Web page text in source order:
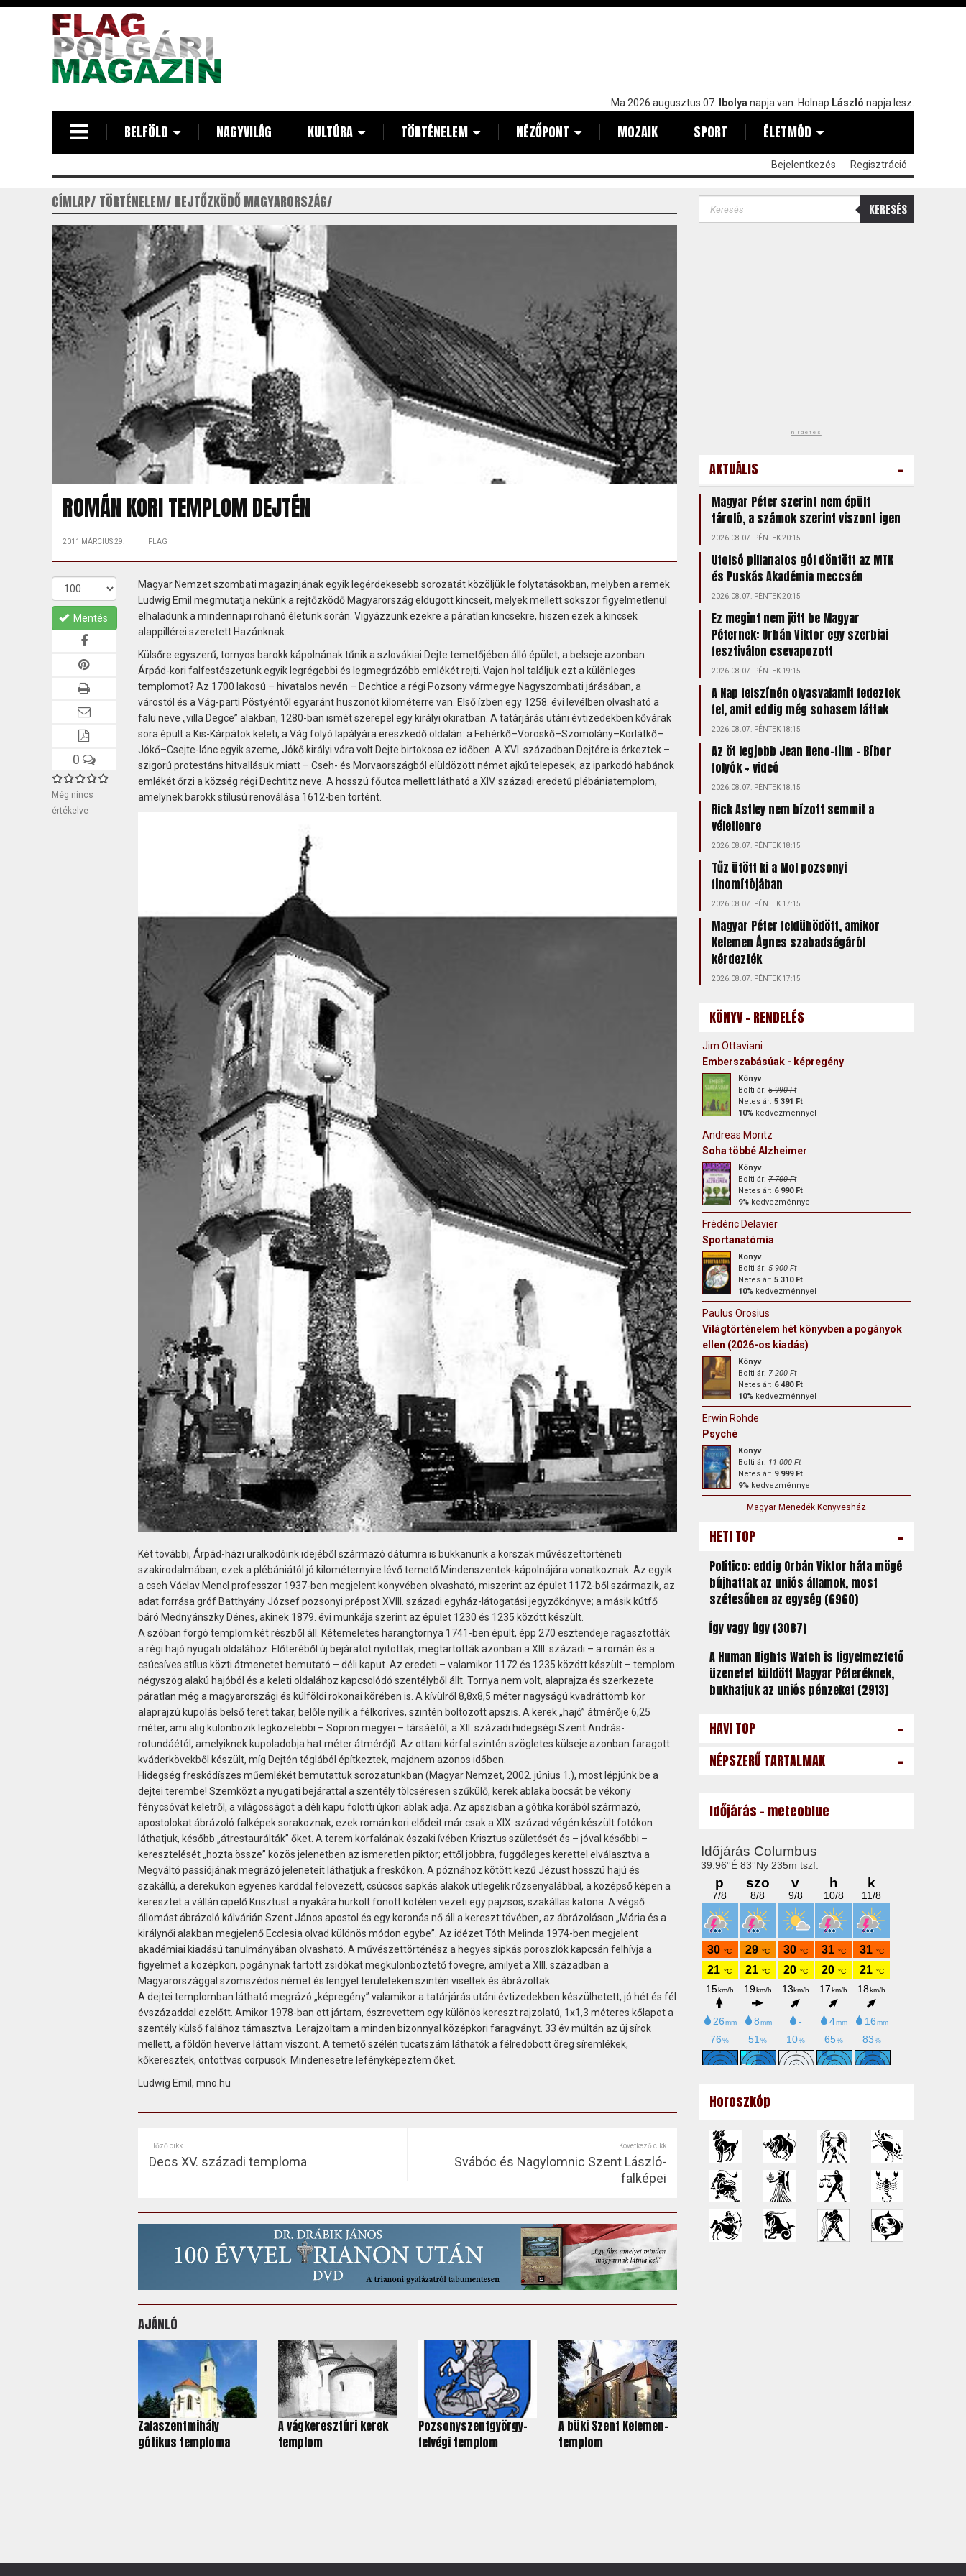
Ma 2026 augusztus 07. Ibolya napja van. Holnap László napja lesz.
BELFÖLD NAGYVILÁG KULTÚRA TÖRTÉNELEM NÉZŐPONT MOZAIK SPORT ÉLETMÓD
Bejelentkezés Regisztráció
CÍMLAP TÖRTÉNELEM REJTŐZKÖDŐ MAGYARORSZÁG
ROMÁN KORI TEMPLOM DEJTÉN
2011 MÁRCIUS 29. FLAG
Mentés
0
Még nincs
értékelve
Magyar Nemzet szombati magazinjának egyik legérdekesebb sorozatát közöljük le folytatásokban, melyben a remek
Ludwig Emil megmutatja nekünk a rejtőzködő Magyarország eldugott kincseit, melyek mellett sokszor figyelmetlenül
elhaladunk a mindennapi rohanó életünk során. Vigyázzunk ezekre a páratlan kincsekre, hiszen ezek a kincsek
alappillérei szeretett Hazánknak.
Külsőre egyszerű, tornyos barokk kápolnának tűnik a szlovákiai Dejte temetőjében álló épület, a belseje azonban
Árpád-kori falfestészetünk egyik legrégebbi és legmegrázóbb emlékét rejti. Vajon hol találjuk ezt a különleges
templomot? Az 1700 lakosú – hivatalos nevén – Dechtice a régi Pozsony vármegye Nagyszombati járásában, a
várostól és a Vág-parti Pöstyéntől egyaránt huszonöt kilométerre van. Első ízben egy 1258. évi levélben olvasható a
falu neve „villa Degce” alakban, 1280-ban ismét szerepel egy királyi okiratban. A tatárjárás utáni évtizedekben kővárak
sora épült a Kis-Kárpátok keleti, a Vág folyó lapályára ereszkedő oldalán: a Fehérkő–Vöröskő–Szomolány–Korlátkő–
Jókő–Csejte-lánc egyik szeme, Jókő királyi vára volt Dejte birtokosa ez időben. A XVI. században Dejtére is érkeztek –
szigorú protestáns hitvallásuk miatt – Cseh- és Morvaországból elüldözött német ajkú telepesek; az iparkodó habánok
emlékét őrzi a község régi Dechtitz neve. A hosszú főutca mellett látható a XIV. századi eredetű plébániatemplom,
amelynek barokk stílusú renoválása 1612-ben történt.
Két további, Árpád-házi uralkodóink idejéből származó dátumra is bukkanunk a korszak művészettörténeti
szakirodalmában, ezek a plébániától jó kilométernyire lévő temető Mindenszentek-kápolnájára vonatkoznak. Az egyik
a cseh Václav Mencl professzor 1937-ben megjelent könyvében olvasható, miszerint az épület 1172-ből származik, az
adat forrása gróf Batthyány József pozsonyi prépost XVIII. századi egyház-látogatási jegyzőkönyve; a másik kútfő
báró Mednyánszky Dénes, akinek 1879. évi munkája szerint az épület 1230 és 1235 között készült.
A szóban forgó templom két részből áll. Kétemeletes harangtornya 1741-ben épült, épp 270 esztendeje ragasztották
a régi hajó nyugati oldalához. Előteréből új bejáratot nyitottak, megtartották azonban a XIII. századi – a román és a
csúcsíves stílus közti átmenetet bemutató – déli kaput. Az eredeti – valamikor 1172 és 1235 között készült – templom
négyszög alakú hajóból és a keleti oldalához kapcsolódó szentélyből állt. Tornya nem volt, alaprajza és szerkezete
páratlan még a magyarországi és külföldi rokonai körében is. A kívülről 8,8x8,5 méter nagyságú kvadráttömb kör
alaprajzú kupolás belső teret takar, belőle nyílik a félköríves, szintén boltozott apszis. A kerek „hajó” átmérője 6,25
méter, ami alig különbözik legközelebbi – Sopron megyei – társáétól, a XII. századi hidegségi Szent András-
rotundáétól, amelyiknek kupoladobja hat méter átmérőjű. Az ottani körfal szintén szögletes külseje azonban faragott
kváderkövekből készült, míg Dejtén téglából építkeztek, majdnem azonos időben.
Hidegség freskódíszes műemlékét bemutattuk sorozatunkban (Magyar Nemzet, 2002. június 1.), most lépjünk be a
dejtei terembe! Szemközt a nyugati bejárattal a szentély tölcséresen szűkülő, kerek ablaka bocsát be vékony
fénycsóvát keletről, a világosságot a déli kapu fölötti újkori ablak adja. Az apszisban a gótika korából származó,
apostolokat ábrázoló falképek sorakoznak, ezek román kori elődeit már csak a XIX. század végén készült fotókon
láthatjuk, később „átrestaurálták” őket. A terem körfalának északi ívében Krisztus születését és – jóval későbbi –
keresztelését „hozta össze” közös jelenetben az ismeretlen piktor; ettől jobbra, függőleges kerettel elválasztva a
Megváltó passiójának megrázó jeleneteit láthatjuk a freskókon. A póznához kötött kezű Jézust hosszú hajú és
szakállú, a derekukon egyenes karddal felövezett, csúcsos sapkás alakok ütlegelik rőzsenyalábbal, a középső képen a
keresztet a vállán cipelő Krisztust a nyakára hurkolt fonott kötélen vezeti egy pajzsos, szakállas katona. A végső
állomást ábrázoló kálvárián Szent János apostol és egy koronás nő áll a kereszt tövében, az ábrázoláson „Mária és a
királynői alakban megjelenő Ecclesia olvad különös módon egybe”. Az idézet Tóth Melinda 1974-ben megjelent
akadémiai kiadású tanulmányában olvasható. A művészettörténész a hegyes sipkás poroszlók kapcsán felhívja a
figyelmet a középkori, pogánynak tartott zsidókat megkülönböztető fövegre, amilyet a XIII. században a
Magyarországgal szomszédos német és lengyel területeken szintén viseltek és ábrázoltak.
A dejtei templomban látható megrázó „képregény” valamikor a tatárjárás utáni évtizedekben készülhetett, jó hét és fél
évszázaddal ezelőtt. Amikor 1978-ban ott jártam, észrevettem egy különös kereszt rajzolatú, 1x1,3 méteres kőlapot a
szentély külső falához támasztva. Lerajzoltam a minden bizonnyal középkori faragványt. 33 év múltán az új sírok
mellett, a földön heverve láttam viszont. A temető szélén tucatszám láthatók a félredobott öreg síremlékek,
kőkeresztek, öntöttvas corpusok. Mindenesetre lefényképeztem őket.
Ludwig Emil, mno.hu
Előző cikk
Decs XV. századi temploma
Következő cikk
Svábóc és Nagylomnic Szent László-
falképei
AJÁNLÓ
Zalaszentmihály
gótikus temploma
A vágkeresztúri kerek
templom
Pozsonyszentgyörgy-
felvégi templom
A büki Szent Kelemen-
templom
KERESÉS
hirdetés
AKTUÁLIS -
Magyar Péter szerint nem épült
tároló, a számok szerint viszont igen
2026.08.07. PÉNTEK 20:15
Utolsó pillanatos gól döntött az MTK
és Puskás Akadémia meccsén
2026.08.07. PÉNTEK 20:15
Ez megint nem jött be Magyar
Péternek: Orbán Viktor egy szerbiai
fesztiválon csevapozott
2026.08.07. PÉNTEK 19:15
A Nap felszínén olyasvalamit fedeztek
fel, amit eddig még sohasem láttak
2026.08.07. PÉNTEK 18:15
Az öt legjobb Jean Reno-film – Bíbor
folyók + videó
2026.08.07. PÉNTEK 18:15
Rick Astley nem bízott semmit a
véletlenre
2026.08.07. PÉNTEK 18:15
Tűz ütött ki a Mol pozsonyi
finomítójában
2026.08.07. PÉNTEK 17:15
Magyar Péter feldühödött, amikor
Kelemen Ágnes szabadságáról
kérdezték
2026.08.07. PÉNTEK 17:15
KÖNYV - RENDELÉS
Jim Ottaviani
Emberszabásúak - képregény
Könyv
Bolti ár:5 990 Ft
Netes ár: 5 391 Ft
10%kedvezménnyel
Andreas Moritz
Soha többé Alzheimer
Könyv
Bolti ár:7 700 Ft
Netes ár: 6 990 Ft
9%kedvezménnyel
Frédéric Delavier
Sportanatómia
Könyv
Bolti ár:5 900 Ft
Netes ár: 5 310 Ft
10%kedvezménnyel
Paulus Orosius
Világtörténelem hét könyvben a pogányok
ellen (2026-os kiadás)
Könyv
Bolti ár:7 200 Ft
Netes ár: 6 480 Ft
10%kedvezménnyel
Erwin Rohde
Psyché
Könyv
Bolti ár:11 000 Ft
Netes ár: 9 999 Ft
9%kedvezménnyel
Magyar Menedék Könyvesház
HETI TOP -
Politico: eddig Orbán Viktor háta mögé
bújhattak az uniós államok, most
szétesőben az egység (6960)
Így vagy úgy (3087)
A Human Rights Watch is figyelmeztető
üzenetet küldött Magyar Péteréknek,
bukhatjuk az uniós pénzeket (2913)
HAVI TOP -
NÉPSZERŰ TARTALMAK -
Időjárás - meteoblue
Horoszkóp